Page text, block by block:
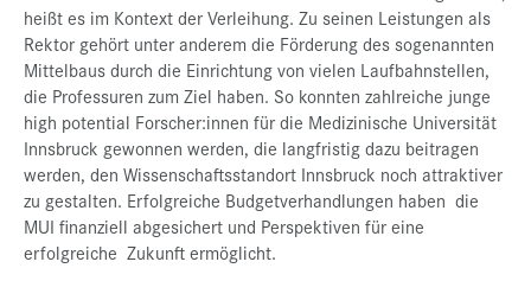
heißt es im Kontext der Verleihung. Zu seinen Leistungen als
Rektor gehört unter anderem die Förderung des sogenannten
Mittelbaus durch die Einrichtung von vielen Laufbahnstellen,
die Professuren zum Ziel haben. So konnten zahlreiche junge
high potential Forscher:innen für die Medizinische Universität
Innsbruck gewonnen werden, die langfristig dazu beitragen
werden, den Wissenschaftsstandort Innsbruck noch attraktiver
zu gestalten. Erfolgreiche Budgetverhandlungen haben die
MUI finanziell abgesichert und Perspektiven für eine
erfolgreiche Zukunft ermöglicht.